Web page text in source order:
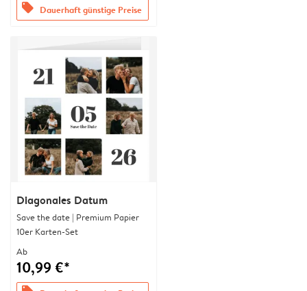
offers Dauerhaft günstige Preise
Diagonales Datum
Save the date | Premium Papier
10er Karten-Set
Ab
10,99 €*